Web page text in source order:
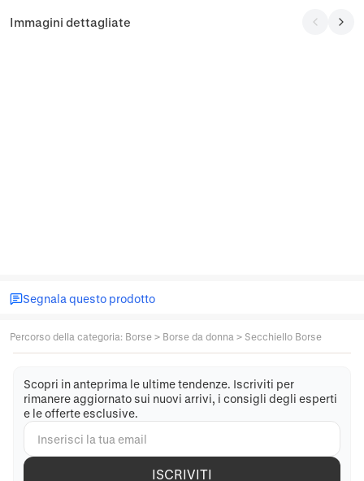
Immagini dettagliate
Segnala questo prodotto
Percorso della categoria: Borse > Borse da donna > Secchiello Borse
Scopri in anteprima le ultime tendenze. Iscriviti per
rimanere aggiornato sui nuovi arrivi, i consigli degli esperti
e le offerte esclusive.
ISCRIVITI